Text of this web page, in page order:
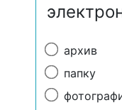
архив
папку